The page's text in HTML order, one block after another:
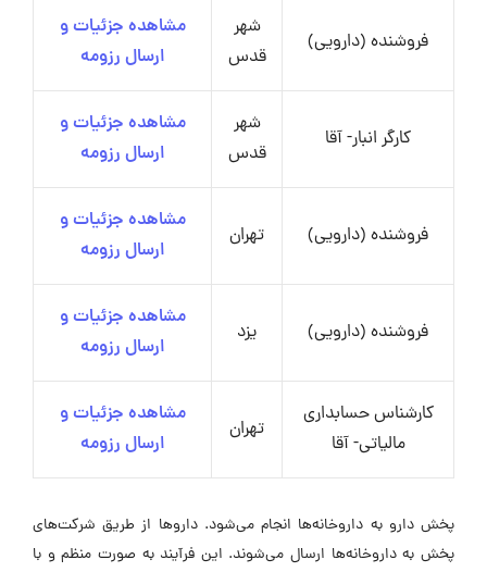
فروشنده (دارویی)
شهر
قدس
مشاهده جزئیات و
ارسال رزومه
کارگر انبار- آقا
شهر
قدس
مشاهده جزئیات و
ارسال رزومه
فروشنده (دارویی) تهران
مشاهده جزئیات و
ارسال رزومه
فروشنده (دارویی) یزد
مشاهده جزئیات و
ارسال رزومه
کارشناس حسابداری
مالیاتی- آقا
تهران
مشاهده جزئیات و
ارسال رزومه
پخش دارو به داروخانه‌ها انجام می‌شود. داروها از طریق شرکت‌های
پخش به داروخانه‌ها ارسال می‌شوند. این فرآیند به صورت منظم و با